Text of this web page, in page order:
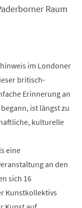
Raum
im Londoner
britisch-
Erinnerung an
ist längst zu
kulturelle
eine
an den
sich 16
Kunstkollektivs